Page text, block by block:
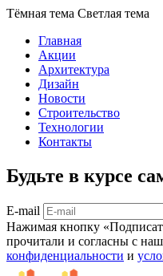
Тёмная тема Светлая тема
Главная
Акции
Архитектура
Дизайн
Новости
Строительство
Технологии
Контакты
Будьте в курсе
E-mail
Нажимая кнопку
прочитали и согласны с
конфиденциальности и